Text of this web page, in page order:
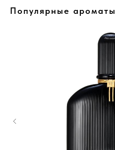
Популярные ароматы